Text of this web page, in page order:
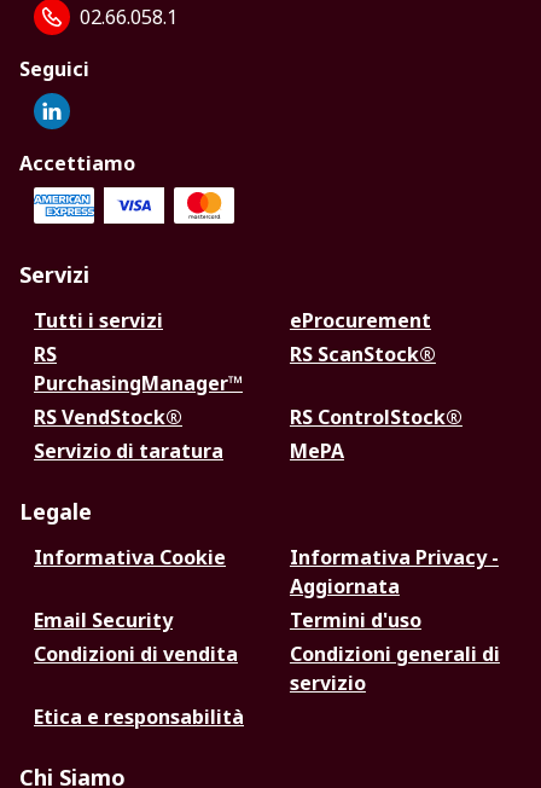
02.66.058.1
Seguici
Accettiamo
Servizi
Tutti i servizi
eProcurement
RS
PurchasingManager™
RS ScanStock®
RS VendStock®
RS ControlStock®
Servizio di taratura
MePA
Legale
Informativa Cookie
Informativa Privacy -
Aggiornata
Email Security
Termini d'uso
Condizioni di vendita
Condizioni generali di
servizio
Etica e responsabilità
Chi Siamo